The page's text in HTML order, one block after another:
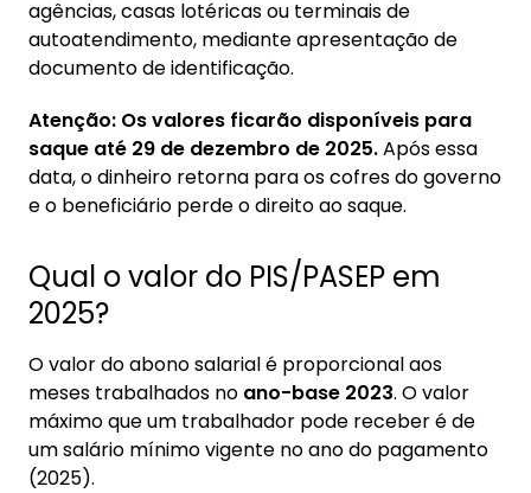
agências, casas lotéricas ou terminais de
autoatendimento, mediante apresentação de
documento de identificação.
Atenção: Os valores ficarão disponíveis para
saque até 29 de dezembro de 2025.Após essa
data, o dinheiro retorna para os cofres do governo
e o beneficiário perde o direito ao saque.
Qual o valor do PIS/PASEP em
2025?
O valor do abono salarial é proporcional aos
meses trabalhados no ano-base 2023. O valor
máximo que um trabalhador pode receber é de
um salário mínimo vigente no ano do pagamento
(2025).